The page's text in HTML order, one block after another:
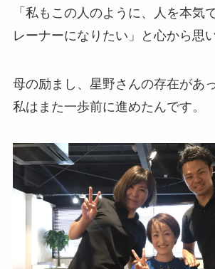
「私もこの人のように、人を本気
レーナーになりたい」と心から思
母の励まし、星野さんの存在があ
私はまた一歩前に進めたんです。